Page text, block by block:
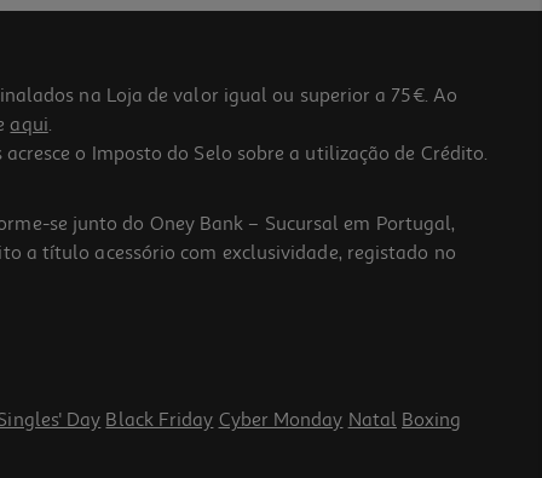
na Loja de valor igual ou superior a 75€. Ao
aqui.
o Imposto do Selo sobre a utilização de Crédito.
se junto do Oney Bank – Sucursal em Portugal,
a título acessório com exclusividade, registado no
Day Black Friday Cyber Monday Natal Boxing